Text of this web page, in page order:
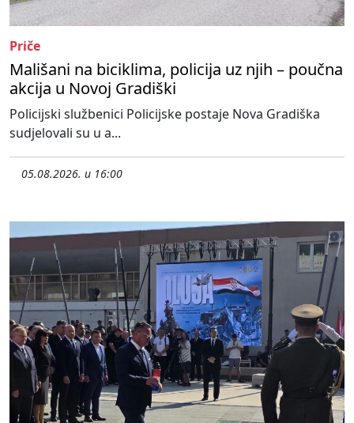
Priče
Mališani na biciklima, policija uz njih – poučna
akcija u Novoj Gradiški
Policijski službenici Policijske postaje Nova Gradiška
sudjelovali su u a...
05.08.2026. u 16:00